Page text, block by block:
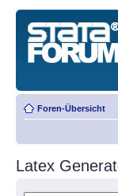
Foren-Übersicht
Latex